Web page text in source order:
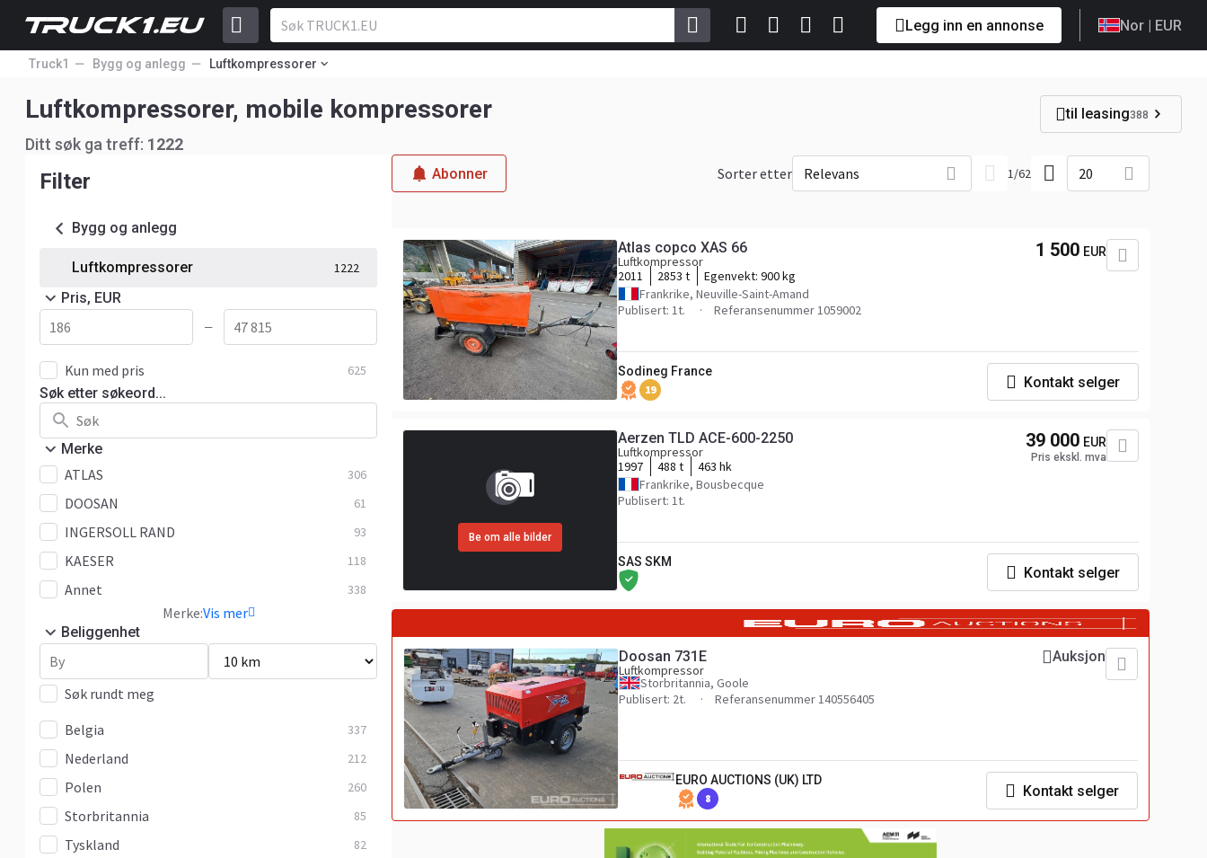
Legg inn en annonse Nor | EUR
Truck1 Bygg og anlegg Luftkompressorer
Luftkompressorer, mobile kompressorer
Ditt søk ga treff: 1222
til leasing388
Filter
Bygg og anlegg
Luftkompressorer 1222
Pris, EUR
—
Kun med pris 625
Søk etter søkeord...
Merke
ATLAS 306
DOOSAN 61
INGERSOLL RAND 93
KAESER 118
Annet 338
Merke:Vis mer
Beliggenhet
Søk rundt meg
Belgia
337
Nederland 212
Polen 260
Storbritannia 85
Tyskland 82
Abonner Sorter etter Relevans 1/62 20
Atlas copco XAS 66
Luftkompressor
2011
2853 t Egenvekt: 900 kg
Frankrike, Neuville-Saint-Amand
Publisert: 1t.
Referansenummer 1059002
1 500 EUR
Sodineg France
19 Kontakt selger
Be om alle bilder
Aerzen TLD ACE-600-2250
Luftkompressor
1997
488 t
463 hk
Frankrike, Bousbecque
Publisert: 1t.
39 000 EUR
Pris ekskl. mva
SAS SKM
Kontakt selger
Doosan 731E
Luftkompressor
Storbritannia, Goole
Publisert: 2t.
Referansenummer 140556405
Auksjon
EURO AUCTIONS (UK) LTD
8 Kontakt selger